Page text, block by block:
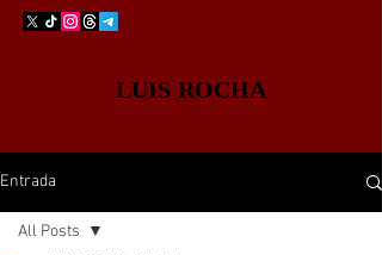
LUIS ROCHA
Entrada
All Posts